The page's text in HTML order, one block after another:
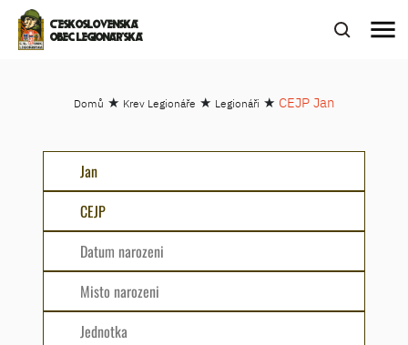
ČESKOSLOVENSKÁ
OBEC LEGIONÁŘSKÁ
menu
Domů ★ Krev Legionáře ★ Legionáři ★ CEJP Jan